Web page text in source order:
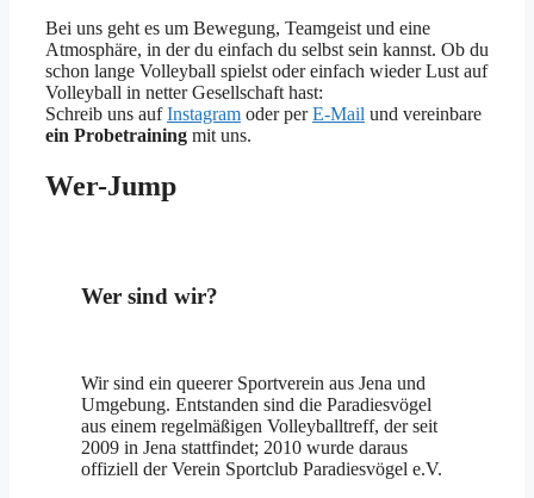
Bei uns geht es um Bewegung, Teamgeist und eine
Atmosphäre, in der du einfach du selbst sein kannst. Ob du
schon lange Volleyball spielst oder einfach wieder Lust auf
Volleyball in netter Gesellschaft hast:
Schreib uns aufInstagram oder perE-Mail und vereinbare
ein Probetraining mit uns.
Wer-Jump
Wer sind wir?
Wir sind ein queerer Sportverein aus Jena und
Umgebung. Entstanden sind die Paradiesvögel
aus einem regelmäßigen Volleyballtreff, der seit
2009 in Jena stattfindet; 2010 wurde daraus
offiziell der Verein Sportclub Paradiesvögel e.V.